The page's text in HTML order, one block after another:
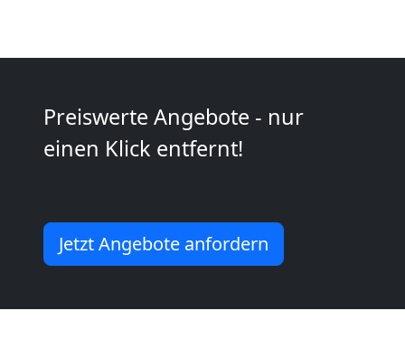
Preiswerte Angebote - nur
einen Klick entfernt!
Jetzt Angebote anfordern
Wolfsberg
Wolfsberg
Möbeltransport